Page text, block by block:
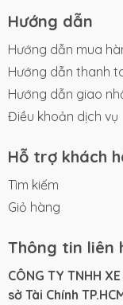
Hướng dẫn
Hướng dẫn mua
Hướng dẫn thanh
Hướng dẫn giao
Điều khoản dịch vụ
Hỗ trợ khách
Tìm kiếm
Giỏ hàng
Thông tin liên
CÔNG TY TNHH
sở Tài Chính